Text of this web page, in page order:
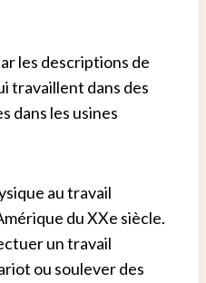
les descriptions de
travaillent dans des
dans les usines
au travail
du XXe siècle.
un travail
ou soulever des